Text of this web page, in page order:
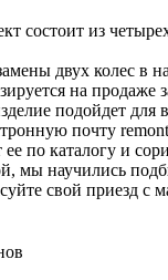
состоит из
двух колес в
на продаже
подойдет
почту
по каталогу и
мы научились
свой приезд